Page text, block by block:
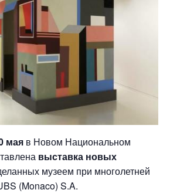
мая в Новом Национальном
выставка новых
музеем при многолетней
(Monaco) S.A.